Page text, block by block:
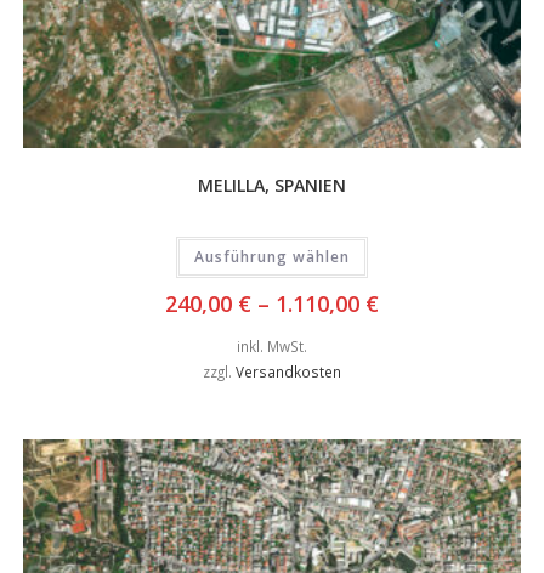
MELILLA, SPANIEN
Ausführung wählen
240,00 € – 1.110,00 €
inkl. MwSt.
zzgl. Versandkosten